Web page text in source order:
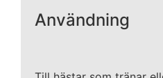
Användning